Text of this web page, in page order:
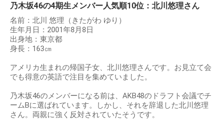
乃木坂46の4期生メンバー人気順10位：北川悠理さん
名前：北川 悠理（きたがわ ゆり）
生年月日：2001年8月8日
出身地：東京都
身長：163㎝
アメリカ生まれの帰国子女、北川悠理さんです。お見立て会
でも得意の英語で注目を集めていました。
乃木坂46のメンバーになる前は、AKB48のドラフト会議でチ
ームBに選ばれています。しかし、それを辞退した北川悠理
さん。両親に強く反対されていたそうです。